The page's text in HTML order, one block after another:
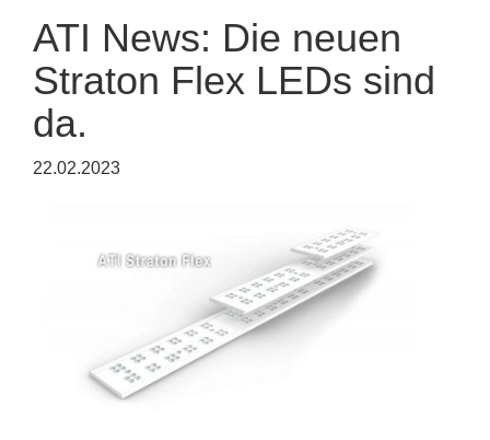
ATI News: Die neuen
Straton Flex LEDs sind
da.
22.02.2023